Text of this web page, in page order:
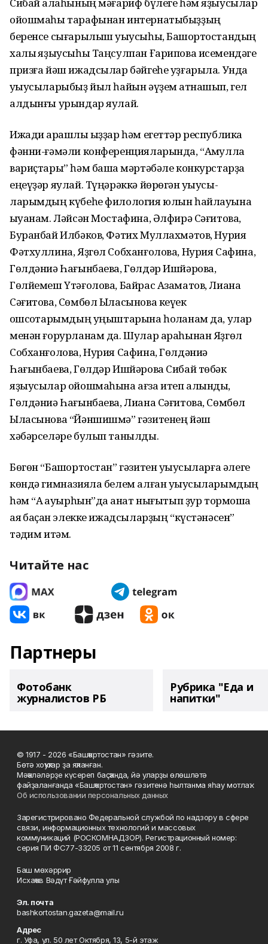
ойошмаһы тарафынан интер­натыбыҙҙың
беренсе сығарылыш уҡыу­сы­һы, Башҡортостандың
халыҡ яҙыу­сыһы Таңсулпан Ғарипова исемендәге
призға йәш ижадсылар бәйгеһе уҙғарыла. Унда
уҡыусыларыбыҙ йыл һайын әүҙем ҡатнашып, гел
алдынғы урындар яулай.
Ижади ҡарашлы ҡыҙҙар һәм егеттәр республика
фәнни-ғәмәли конференцияларында, “Аҡмулла
вариҫтары” һәм башҡа мәртәбәле конкурстарҙа
еңеүҙәр яулай. Түңәрәккә йөрөгән уҡыусы­
ларымдың күбеһе филология юлын һайлауына
ҡыуанам. Ләйсән Мостафина, Әлфирә Сәғитова,
Буранбай Илбәков, Фәтих Муллахмәтов, Нурия
Фәтхуллина, Яҙгөл Собханғолова, Нурия Сафина,
Гөлдәниә Һағынбаева, Гөлдәр Ишйәрова,
Гөлйемеш Үтәғолова, Байрас Азаматов, Лиана
Сәғитова, Сөмбөл Ыласынова кеүек
ҡошсоҡтарымдың уңыштарына һоҡланам да, улар
менән ғорурланам да. Шулар араһынан Яҙгөл
Собханғолова, Нурия Сафина, Гөлдәниә
Һағынбаева, Гөлдәр Ишйәрова Сибай төбәк
яҙыусылар ойошмаһына ағза итеп алынды,
Гөлдәниә Һағынбаева, Лиана Сәғитова, Сөмбөл
Ыласынова “Йәншишмә” гәзитенең йәш
хәбәрселәре булып танылды.
Бөгөн “Башҡортостан” гәзитен уҡыусыларға әлеге
көндә гимназияла белем алған уҡыусыларымдың
һәм “Аҡ ҡауырһын”да ҡанат нығытып ҙур тор­мошҡа
аяҡ баҫҡан элекке ижадсыларҙың “күстәнәсен”
тәҡдим итәм.
Читайте нас
Партнеры
Фотобанк
журналистов РБ
Рубрика "Еда и
напитки"
© 1917 - 2026 «Башҡортостан» гәзите.
Бөтә хоҡуҡтар ҙа яҡланған.
Мәҡәләләрҙе күсереп баҫҡанда, йә уларҙы өлөшләтә
файҙаланғанда «Башҡортостан» гәзитенә һылтанма яһау мотлаҡ.
Об использовании персональных данных
Зарегистрировано Федеральной службой по надзору в сфере
связи, информационных технологий и массовых
коммуникаций (РОСКОМНАДЗОР). Регистрационный номер:
серия ПИ ФС77-33205 от 11 сентября 2008 г.
Баш мөхәррир
Исхаҡов Вәдүт Ғәйфулла улы
Эл. почта
bashkortostan.gazeta@mail.ru
Адрес
г. Уфа, ул. 50 лет Октября, 13, 5-й этаж